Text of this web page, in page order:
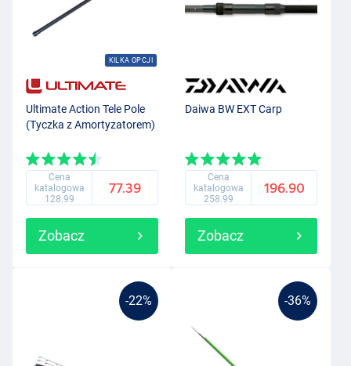
KILKA OPCJI
Ultimate Action Tele Pole
(Tyczka z Amortyzatorem)
Cena
katalogowa
128.99
77.39
Zobacz
Daiwa BW EXT Carp
Cena
katalogowa
258.99
196.90
Zobacz
-22% -36%